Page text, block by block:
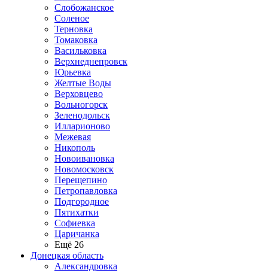
Слобожанское
Соленое
Терновка
Томаковка
Васильковка
Верхнеднепровск
Юрьевка
Желтые Воды
Верховцево
Вольногорск
Зеленодольск
Илларионово
Межевая
Никополь
Новоивановка
Новомосковск
Перещепино
Петропавловка
Подгородное
Пятихатки
Софиевка
Царичанка
Ещё 26
Донецкая область
Александровка